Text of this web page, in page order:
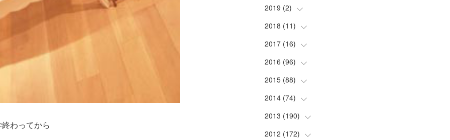
終わってから
(1
( 1)
(1)
2019 (2)
( 1)
(1)
2018 (11)
(2)
(1)
(1)
(1)
(3)
(2)
2017 (16)
(1)
(2)
(1)
(3)
(1)
2016 (96)
(2)
(5)
(6)
(3)
2015 (88)
(4)
(7)
(6)
2014 (74)
(9)
(14)
2013 (190)
(17)
2012 (172)